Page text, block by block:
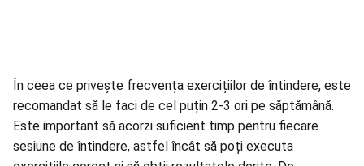
În ceea ce privește frecvența exercițiilor de întindere, este
recomandat să le faci de cel puțin 2-3 ori pe săptămână.
Este important să acorzi suficient timp pentru fiecare
sesiune de întindere, astfel încât să poți executa